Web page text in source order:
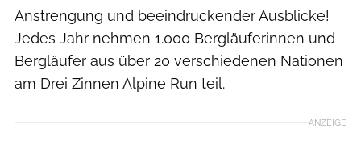
Anstrengung und beeindruckender Ausblicke!
Jedes Jahr nehmen 1.000 Bergläuferinnen und
Bergläufer aus über 20 verschiedenen Nationen
am Drei Zinnen Alpine Run teil.
ANZEIGE